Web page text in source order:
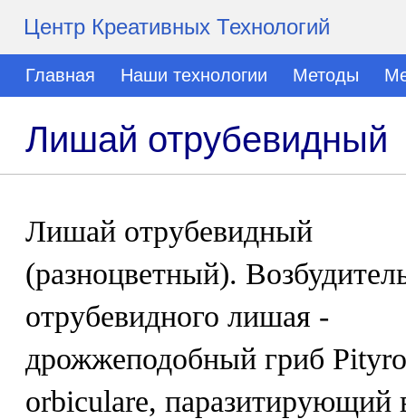
Центр Креативных Технологий
Главная Наши технологии Методы
Лишай отрубевидный
Лишай отрубевидный
(разноцветный).
отрубевидного лишая -
дрожжеподобный гриб
orbiculare, паразитирующий